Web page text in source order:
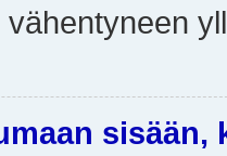
sisään,